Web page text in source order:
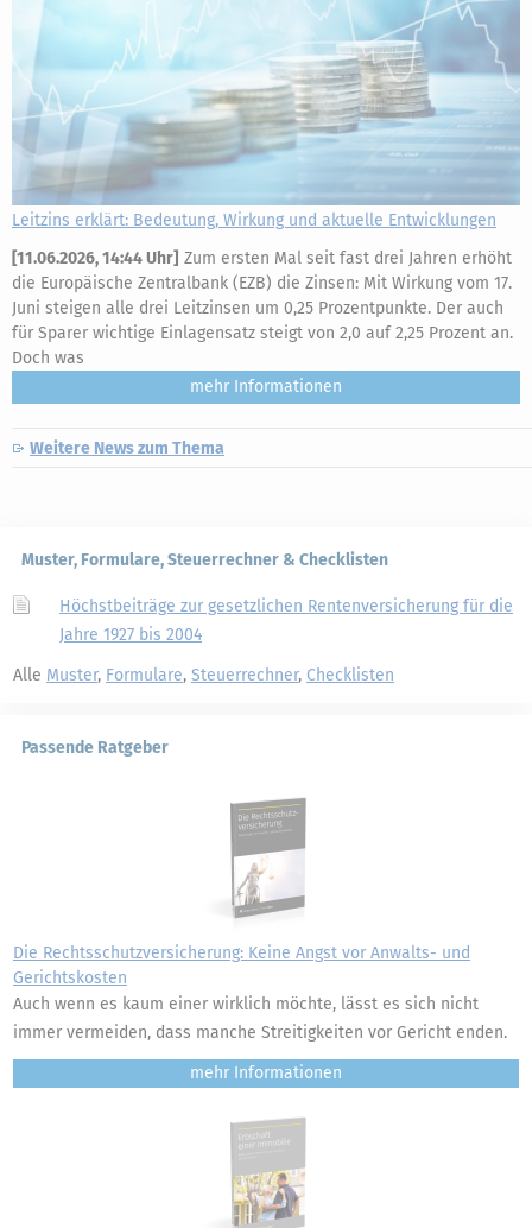
Leitzins erklärt: Bedeutung, Wirkung und aktuelle Entwicklungen
[11.06.2026, 14:44 Uhr] Zum ersten Mal seit fast drei Jahren erhöht
die Europäische Zentralbank (EZB) die Zinsen: Mit Wirkung vom 17.
Juni steigen alle drei Leitzinsen um 0,25 Prozentpunkte. Der auch
für Sparer wichtige Einlagensatz steigt von 2,0 auf 2,25 Prozent an.
Doch was
mehr
Weitere News zum Thema
Muster, Formulare, Steuerrechner & Checklisten
Höchstbeiträge zur gesetzlichen Rentenversicherung für die
Jahre 1927 bis 2004
Alle Muster, Formulare, Steuerrechner, Checklisten
Passende Ratgeber
Die Rechtsschutzversicherung: Keine Angst vor Anwalts- und
Gerichtskosten
Auch wenn es kaum einer wirklich möchte, lässt es sich nicht
immer vermeiden, dass manche Streitigkeiten vor Gericht enden.
mehr